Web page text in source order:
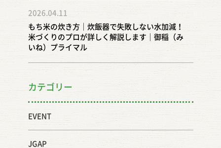
2026.04.11
もち米の炊き方｜炊飯器で失敗しない水加減！
米づくりのプロが詳しく解説します｜御稲（み
いね）プライマル
カテゴリー
EVENT
JGAP